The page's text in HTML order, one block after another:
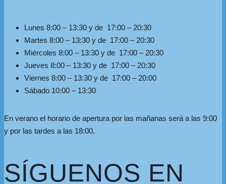
Lunes 8:00 – 13:30 y de 17:00 – 20:30
Martes 8:00 – 13:30 y de 17:00 – 20:30
Miércoles 8:00 – 13:30 y de 17:00 – 20:30
Jueves 8:00 – 13:30 y de 17:00 – 20:30
Viernes 8:00 – 13:30 y de 17:00 – 20:00
Sábado 10:00 – 13:30
En verano el horario de apertura por las mañanas será a las 9:00
y por las tardes a las 18:00.
SÍGUENOS EN